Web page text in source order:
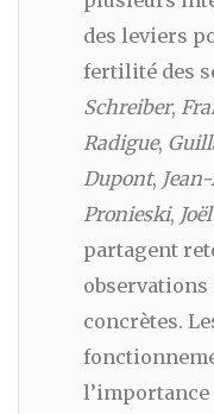
des leviers
fertilité des
Schreiber,
Radigue,
Dupont,
Pronieski,
partagent
observations
concrètes.
l’importance